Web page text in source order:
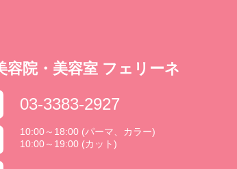
容院・美容室 フェリーネ
03-3383-2927
10:00～18:00 (パーマ、カラー)
10:00～19:00 (カット)